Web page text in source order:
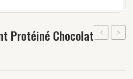
Noir
Protéiné Chocolat